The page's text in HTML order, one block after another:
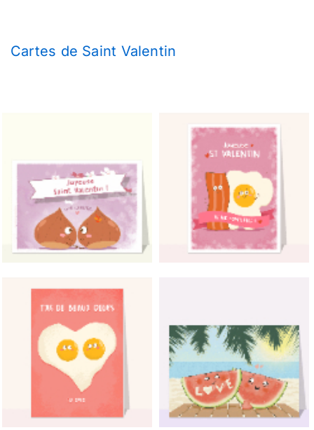
Cartes de Saint Valentin